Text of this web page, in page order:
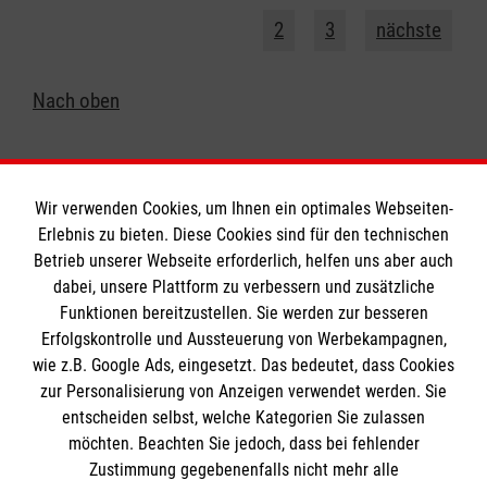
2 3 nächste
Nach oben
Informationen
Impressum
Datenschutz
Barrierefreiheit
Kontakt
Die Malteser
Malteser in Deutschland
Wir verwenden Cookies, um Ihnen ein optimales Webseiten-
Erlebnis zu bieten. Diese Cookies sind für den technischen
Betrieb unserer Webseite erforderlich, helfen uns aber auch
dabei, unsere Plattform zu verbessern und zusätzliche
Funktionen bereitzustellen. Sie werden zur besseren
Erfolgskontrolle und Aussteuerung von Werbekampagnen,
wie z.B. Google Ads, eingesetzt. Das bedeutet, dass Cookies
zur Personalisierung von Anzeigen verwendet werden. Sie
entscheiden selbst, welche Kategorien Sie zulassen
möchten. Beachten Sie jedoch, dass bei fehlender
Zustimmung gegebenenfalls nicht mehr alle